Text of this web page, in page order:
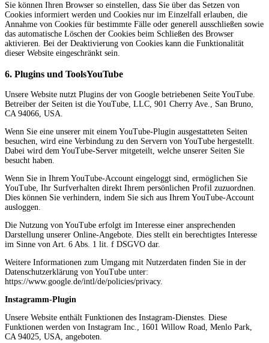
Sie können Ihren Browser so einstellen, dass Sie über das Setzen von
Cookies informiert werden und Cookies nur im Einzelfall erlauben, die
Annahme von Cookies für bestimmte Fälle oder generell ausschließen sowie
das automatische Löschen der Cookies beim Schließen des Browser
aktivieren. Bei der Deaktivierung von Cookies kann die Funktionalität
dieser Website eingeschränkt sein.
6. Plugins und ToolsYouTube
Unsere Website nutzt Plugins der von Google betriebenen Seite YouTube.
Betreiber der Seiten ist die YouTube, LLC, 901 Cherry Ave., San Bruno,
CA 94066, USA.
Wenn Sie eine unserer mit einem YouTube-Plugin ausgestatteten Seiten
besuchen, wird eine Verbindung zu den Servern von YouTube hergestellt.
Dabei wird dem YouTube-Server mitgeteilt, welche unserer Seiten Sie
besucht haben.
Wenn Sie in Ihrem YouTube-Account eingeloggt sind, ermöglichen Sie
YouTube, Ihr Surfverhalten direkt Ihrem persönlichen Profil zuzuordnen.
Dies können Sie verhindern, indem Sie sich aus Ihrem YouTube-Account
ausloggen.
Die Nutzung von YouTube erfolgt im Interesse einer ansprechenden
Darstellung unserer Online-Angebote. Dies stellt ein berechtigtes Interesse
im Sinne von Art. 6 Abs. 1 lit. f DSGVO dar.
Weitere Informationen zum Umgang mit Nutzerdaten finden Sie in der
Datenschutzerklärung von YouTube unter:
https://www.google.de/intl/de/policies/privacy.
Instagramm-Plugin
Unsere Website enthält Funktionen des Instagram-Dienstes. Diese
Funktionen werden von Instagram Inc., 1601 Willow Road, Menlo Park,
CA 94025, USA, angeboten.